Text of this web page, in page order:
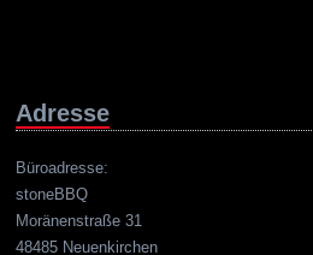
Adresse
Büroadresse:
stoneBBQ
Moränenstraße 31
48485 Neuenkirchen